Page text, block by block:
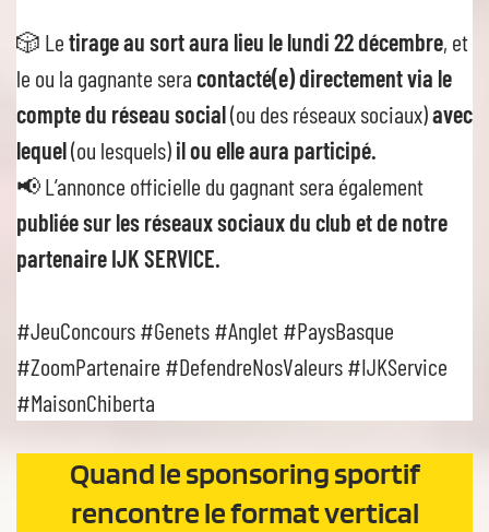
🎲 Letirage au sort aura lieu le lundi 22 décembre, et
le ou la gagnante seracontacté(e) directement via le
compte du réseau social(ou des réseaux sociaux)avec
lequel(ou lesquels)il ou elle aura participé.
📢 L’annonce officielle du gagnant sera également
publiée sur les réseaux sociaux du club et de notre
partenaire IJK SERVICE.
#JeuConcours #Genets #Anglet #PaysBasque
#ZoomPartenaire #DefendreNosValeurs #IJKService
#MaisonChiberta
Quand le sponsoring sportif
rencontre le format vertical